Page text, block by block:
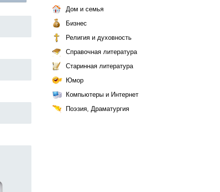
Дом и семья
Бизнес
Религия и духовность
Справочная литература
Старинная литература
Юмор
Компьютеры и Интернет
Поэзия, Драматургия